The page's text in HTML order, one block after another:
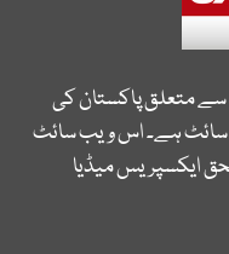
سے متعلق پاکستان کی
سائٹ ہے۔ اس ویب سائٹ
ایکسپریس میڈیا